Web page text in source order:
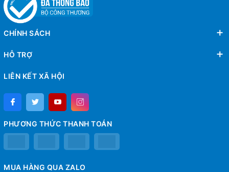
CHÍNH SÁCH
HỖ TRỢ
LIÊN KẾT XÃ HỘI
PHƯƠNG THỨC THANH TOÁN
MUA HÀNG QUA ZALO